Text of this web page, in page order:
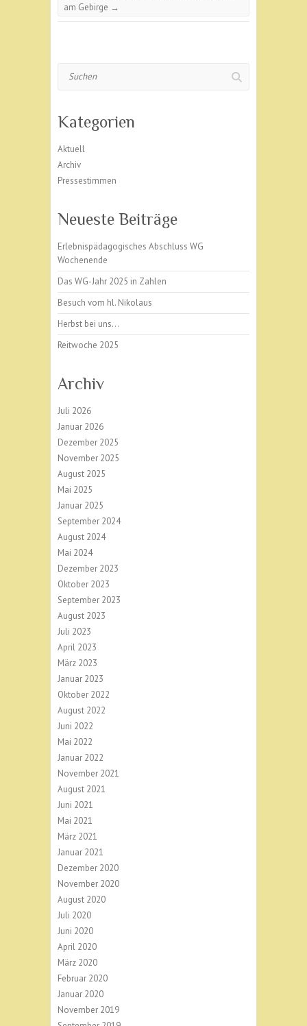
am Gebirge →
Kategorien
Aktuell
Archiv
Pressestimmen
Neueste Beiträge
Erlebnispädagogisches Abschluss WG
Wochenende
Das WG-Jahr 2025 in Zahlen
Besuch vom hl. Nikolaus
Herbst bei uns…
Reitwoche 2025
Archiv
Juli 2026
Januar 2026
Dezember 2025
November 2025
August 2025
Mai 2025
Januar 2025
September 2024
August 2024
Mai 2024
Dezember 2023
Oktober 2023
September 2023
August 2023
Juli 2023
April 2023
März 2023
Januar 2023
Oktober 2022
August 2022
Juni 2022
Mai 2022
Januar 2022
November 2021
August 2021
Juni 2021
Mai 2021
März 2021
Januar 2021
Dezember 2020
November 2020
August 2020
Juli 2020
Juni 2020
April 2020
März 2020
Februar 2020
Januar 2020
November 2019